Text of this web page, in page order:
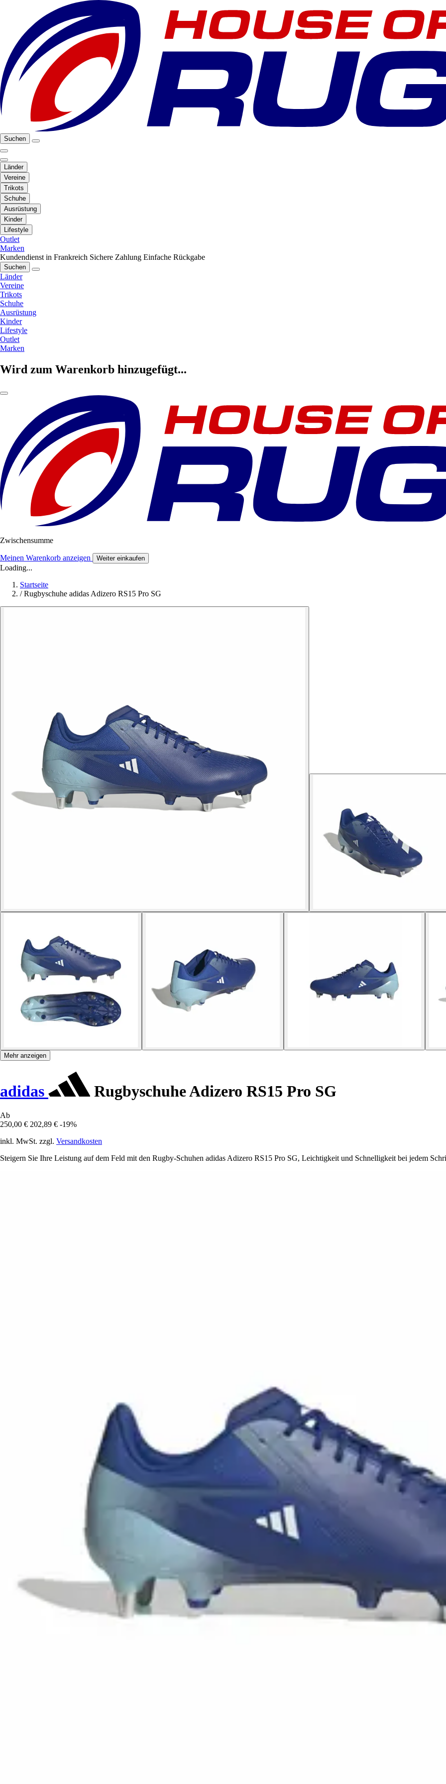
Suchen
Länder
Vereine
Trikots
Schuhe
Ausrüstung
Kinder
Lifestyle
Outlet
Marken
Kundendienst in Frankreich Sichere Zahlung Einfache Rückgabe
Suchen
Länder
Vereine
Trikots
Schuhe
Ausrüstung
Kinder
Lifestyle
Outlet
Marken
Wird zum Warenkorb hinzugefügt...
Zwischensumme
Meinen Warenkorb anzeigen Weiter einkaufen
Loading...
Startseite
/ Rugbyschuhe adidas Adizero RS15 Pro SG
Mehr anzeigen
adidas Rugbyschuhe Adizero RS15 Pro SG
Ab
250,00 € 202,89 € -19%
inkl. MwSt. zzgl. Versandkosten
Steigern Sie Ihre Leistung auf dem Feld mit den Rugby-Schuhen adidas Adizero RS15 Pro SG, Leichtigkeit und Schnelligkeit bei jedem